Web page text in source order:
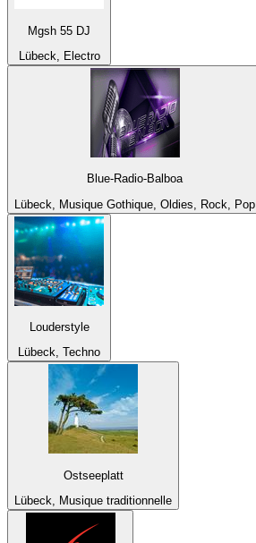
Mgsh 55 DJ
Lübeck, Electro
Blue-Radio-Balboa
Lübeck, Musique Gothique, Oldies, Rock, Pop
Louderstyle
Lübeck, Techno
Ostseeplatt
Lübeck, Musique traditionnelle